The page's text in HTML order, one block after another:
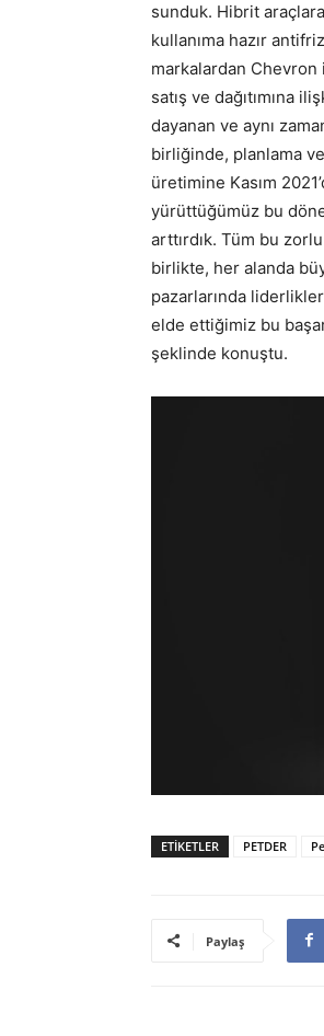
sunduk. Hibrit
kullanıma hazır
markalardan Chevron
satış ve dağıtımına
dayanan ve aynı
birliğinde, planlama ve
üretimine Kasım
yürüttüğümüz bu
arttırdık. Tüm bu
birlikte, her alanda
pazarlarında
elde ettiğimiz bu
şeklinde konuştu.
ETIKETLER PETDER
Paylaş